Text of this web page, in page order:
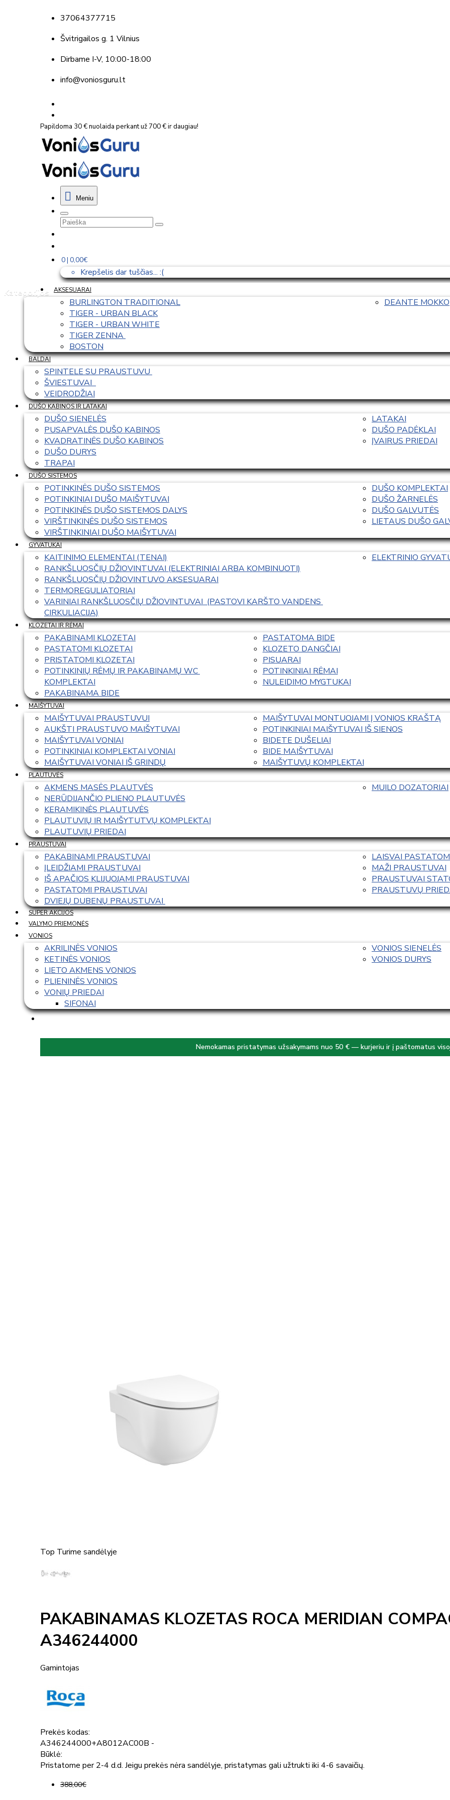
37064377715
Švitrigailos g. 1 Vilnius
Dirbame I-V, 10:00-18:00
info@voniosguru.lt
Papildoma 30 € nuolaida perkant už 700 € ir daugiau!
Meniu
0 | 0,00€
Krepšelis dar tuščias... :(
Kategorijos
AKSESUARAI
BURLINGTON TRADITIONAL
TIGER - URBAN BLACK
TIGER - URBAN WHITE
TIGER ZENNA
BOSTON
DEANTE MOKKO
BALDAI
SPINTELE SU PRAUSTUVU
ŠVIESTUVAI
VEIDRODŽIAI
DUŠO KABINOS IR LATAKAI
DUŠO SIENELĖS
PUSAPVALĖS DUŠO KABINOS
KVADRATINĖS DUŠO KABINOS
DUŠO DURYS
TRAPAI
LATAKAI
DUŠO PADĖKLAI
ĮVAIRUS PRIEDAI
DUŠO SISTEMOS
POTINKINĖS DUŠO SISTEMOS
POTINKINIAI DUŠO MAIŠYTUVAI
POTINKINĖS DUŠO SISTEMOS DALYS
VIRŠTINKINĖS DUŠO SISTEMOS
VIRŠTINKINIAI DUŠO MAIŠYTUVAI
DUŠO KOMPLEKTAI
DUŠO ŽARNELĖS
DUŠO GALVUTĖS
LIETAUS DUŠO
GYVATUKAI
KAITINIMO ELEMENTAI (TENAI)
RANKŠLUOSČIŲ DŽIOVINTUVAI (ELEKTRINIAI ARBA KOMBINUOTI)
RANKŠLUOSČIŲ DŽIOVINTUVO AKSESUARAI
TERMOREGULIATORIAI
VARINIAI RANKŠLUOSČIŲ DŽIOVINTUVAI  (PASTOVI KARŠTO VANDENS
CIRKULIACIJA)
ELEKTRINIO
KLOZETAI IR RĖMAI
PAKABINAMI KLOZETAI
PASTATOMI KLOZETAI
PRISTATOMI KLOZETAI
POTINKINIŲ RĖMŲ IR PAKABINAMŲ WC
KOMPLEKTAI
PAKABINAMA BIDE
PASTATOMA BIDE
KLOZETO DANGČIAI
PISUARAI
POTINKINIAI RĖMAI
NULEIDIMO MYGTUKAI
MAIŠYTUVAI
MAIŠYTUVAI PRAUSTUVUI
AUKŠTI PRAUSTUVO MAIŠYTUVAI
MAIŠYTUVAI VONIAI
POTINKINIAI KOMPLEKTAI VONIAI
MAIŠYTUVAI VONIAI IŠ GRINDŲ
MAIŠYTUVAI MONTUOJAMI Į VONIOS KRAŠTĄ
POTINKINIAI MAIŠYTUVAI IŠ SIENOS
BIDETE DUŠELIAI
BIDE MAIŠYTUVAI
MAIŠYTUVŲ KOMPLEKTAI
PLAUTUVĖS
AKMENS MASĖS PLAUTVĖS
NERŪDIJANČIO PLIENO PLAUTUVĖS
KERAMIKINĖS PLAUTUVĖS
PLAUTUVIŲ IR MAIŠYTUTVŲ KOMPLEKTAI
PLAUTUVIŲ PRIEDAI
MUILO DOZATORIAI
PRAUSTUVAI
PAKABINAMI PRAUSTUVAI
ĮLEIDŽIAMI PRAUSTUVAI
IŠ APAČIOS KLIJUOJAMI PRAUSTUVAI
PASTATOMI PRAUSTUVAI
DVIEJŲ DUBENŲ PRAUSTUVAI
LAISVAI
MAŽI PRAUSTUVAI
PRAUSTUVAI
PRAUSTUVŲ
SUPER AKCIJOS
VALYMO PRIEMONĖS
VONIOS
AKRILINĖS VONIOS
KETINĖS VONIOS
LIETO AKMENS VONIOS
PLIENINĖS VONIOS
VONIŲ PRIEDAI
SIFONAI
VONIOS SIENELĖS
VONIOS DURYS
Nemokamas pristatymas užsakymams nuo 50 € — kurjeriu ir į paštomatus
Top Turime sandėlyje
PAKABINAMAS KLOZETAS ROCA MERIDIAN
A346244000
Gamintojas
Prekės kodas:
A346244000+A8012AC00B -
Būklė:
Pristatome per 2-4 d.d. Jeigu prekės nėra sandėlyje, pristatymas gali užtrukti iki 4-6 savaičių.
388,00€